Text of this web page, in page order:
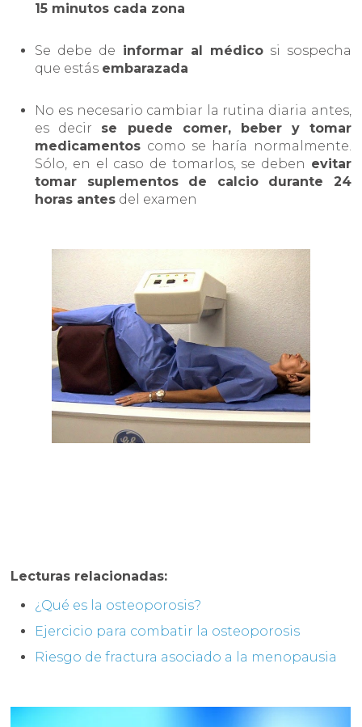
15 minutos cada zona
Se debe de informar al médicosi sospecha
que estás embarazada
No es necesario cambiar la rutina diaria antes,
es decir se puede comer, beber y tomar
medicamentos como se haría normalmente.
Sólo, en el caso de tomarlos, se deben evitar
tomar suplementos de calcio durante 24
horas antes del examen
Lecturas relacionadas:
¿Qué es la osteoporosis?
Ejercicio para combatir la osteoporosis
Riesgo de fractura asociado a la menopausia